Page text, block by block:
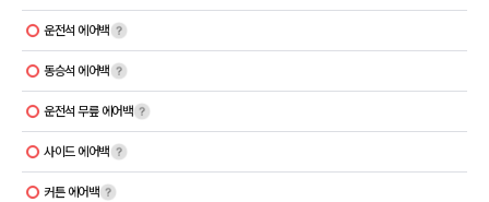
운전석 에어백
동승석 에어백
운전석 무릎 에어백
사이드 에어백
커튼 에어백